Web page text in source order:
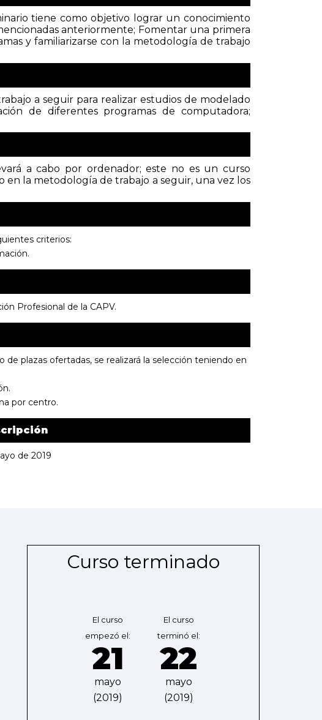
tiene como objetivo lograr un conocimiento
anteriormente; Fomentar una primera
y familiarizarse con la metodología de trabajo
a seguir para realizar estudios de modelado
de diferentes programas de computadora;
a cabo por ordenador; este no es un curso
en la metodología de trabajo a seguir, una vez los
criterios:
Profesional de la CAPV.
plazas ofertadas, se realizará la selección teniendo en
por centro.
de 2019
Curso terminado
El curso
empezó el:
21
mayo
(2019)
El curso
terminó el:
22
mayo
(2019)